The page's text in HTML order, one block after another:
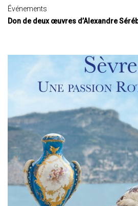
Événements
Don de deux œuvres d’Alexandre